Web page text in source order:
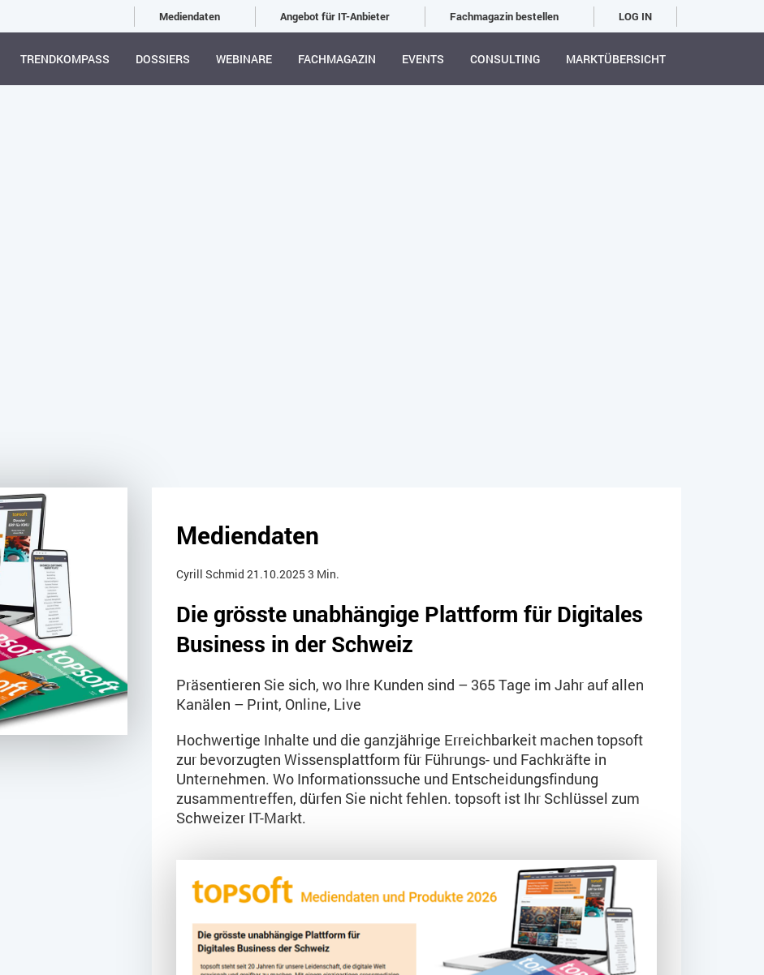
Mediendaten Angebot für IT-Anbieter Fachmagazin bestellen LOG IN
TRENDKOMPASS DOSSIERS WEBINARE FACHMAGAZIN EVENTS CONSULTING MARKTÜBERSICHT
Mediendaten
Cyrill Schmid 21.10.2025 3 Min.
Die grösste unabhängige Plattform für Digitales
Business in der Schweiz
Präsentieren Sie sich, wo Ihre Kunden sind – 365 Tage im Jahr auf allen
Kanälen – Print, Online, Live
Hochwertige Inhalte und die ganzjährige Erreichbarkeit machen topsoft
zur bevorzugten Wissensplattform für Führungs- und Fachkräfte in
Unternehmen. Wo Informationssuche und Entscheidungsfindung
zusammentreffen, dürfen Sie nicht fehlen. topsoft ist Ihr Schlüssel zum
Schweizer IT-Markt.